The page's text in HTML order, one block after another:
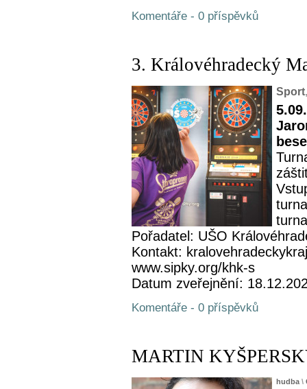
Komentáře - 0 příspěvků
3. Královéhradecký
Sport
Pořadatel: UŠO
Kontakt:
www.sipky.org/khk-s
Datum zveřejnění:
Komentáře - 0 příspěvků
MARTIN
hudba \